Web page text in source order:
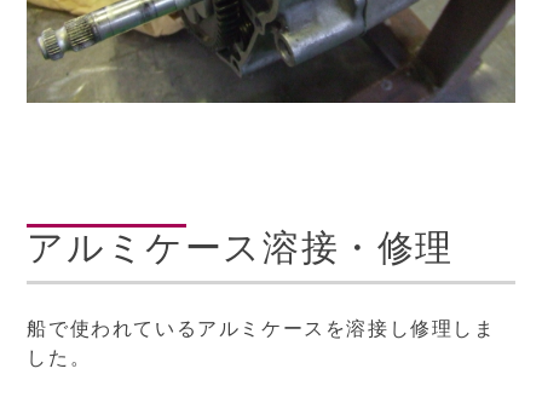
アルミケース溶接・修理
船で使われているアルミケースを溶接し修理しま
した。